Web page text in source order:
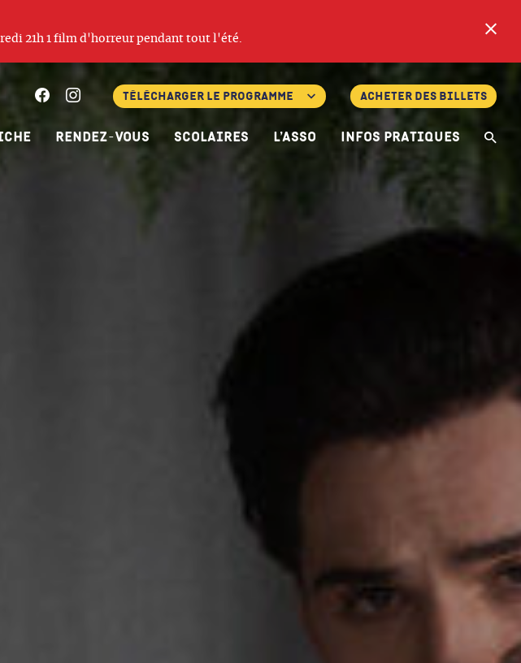
21h 1 film d'horreur pendant tout l'été.
Rendez-vous Scolaires L’asso Infos pratiques
FacebookInstagramTélécharger le programme Acheter des billets